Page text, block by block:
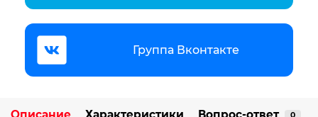
Группа Вконтакте
0